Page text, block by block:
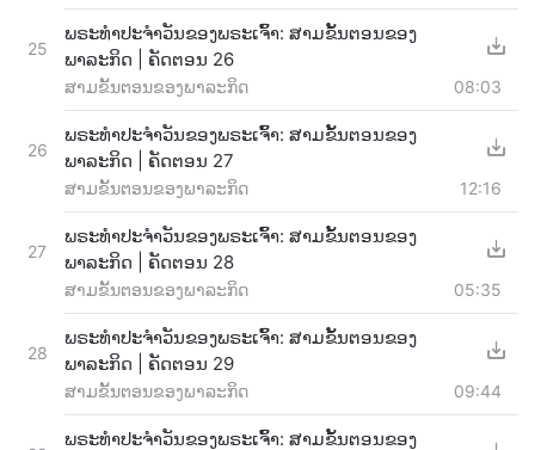
25
ພຣະທຳປະຈຳວັນຂອງພຣະເຈົ້າ: ສາມຂັ້ນຕອນຂອງ
ພາລະກິດ | ຄັດຕອນ 26
ສາມຂັ້ນຕອນຂອງພາລະກິດ 08:03
26
ພຣະທຳປະຈຳວັນຂອງພຣະເຈົ້າ: ສາມຂັ້ນຕອນຂອງ
ພາລະກິດ | ຄັດຕອນ 27
ສາມຂັ້ນຕອນຂອງພາລະກິດ 12:16
27
ພຣະທຳປະຈຳວັນຂອງພຣະເຈົ້າ: ສາມຂັ້ນຕອນຂອງ
ພາລະກິດ | ຄັດຕອນ 28
ສາມຂັ້ນຕອນຂອງພາລະກິດ 05:35
28
ພຣະທຳປະຈຳວັນຂອງພຣະເຈົ້າ: ສາມຂັ້ນຕອນຂອງ
ພາລະກິດ | ຄັດຕອນ 29
ສາມຂັ້ນຕອນຂອງພາລະກິດ 09:44
ພຣະທຳປະຈຳວັນຂອງພຣະເຈົ້າ: ສາມຂັ້ນຕອນຂອງ